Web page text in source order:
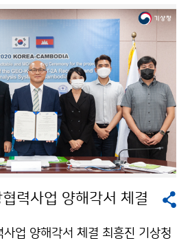
력사업 양해각서 체결
업 양해각서 체결 최흥진 기상청